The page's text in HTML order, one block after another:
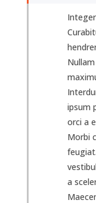
ipsum
orci a
Morbi
a